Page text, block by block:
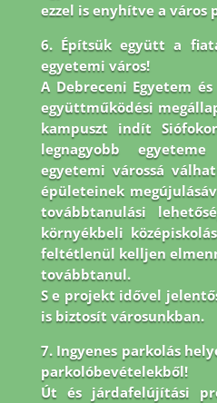
ezzel is enyhítve a város
6. Építsük együtt a
egyetemi város!
A Debreceni Egyetem
együttműködési
kampuszt indít
legnagyobb
egyetemi várossá
épületeinek
továbbtanulási
környékbeli
feltétlenül kelljen
továbbtanul.
S e projekt idővel
is biztosít városunkban.
7. Ingyenes parkolás
parkolóbevételekből!
Út és járdafelújítási